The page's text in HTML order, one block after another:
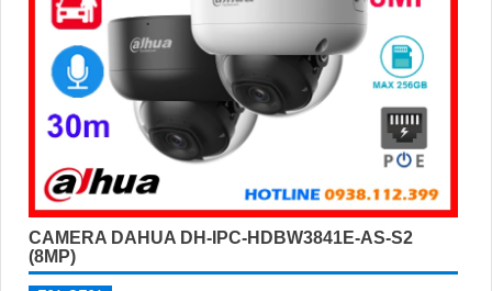
CAMERA DAHUA DH-IPC-HDBW3841E-AS-S2
(8MP)